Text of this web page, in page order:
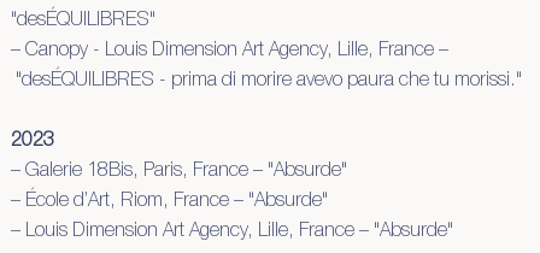
"desÉQUILIBRES"
– Canopy - Louis Dimension Art Agency, Lille, France –
"desÉQUILIBRES - prima di morire avevo paura che tu morissi."
2023
– Galerie 18Bis, Paris, France – "Absurde"
– École d’Art, Riom, France – "Absurde"
– Louis Dimension Art Agency, Lille, France – "Absurde"